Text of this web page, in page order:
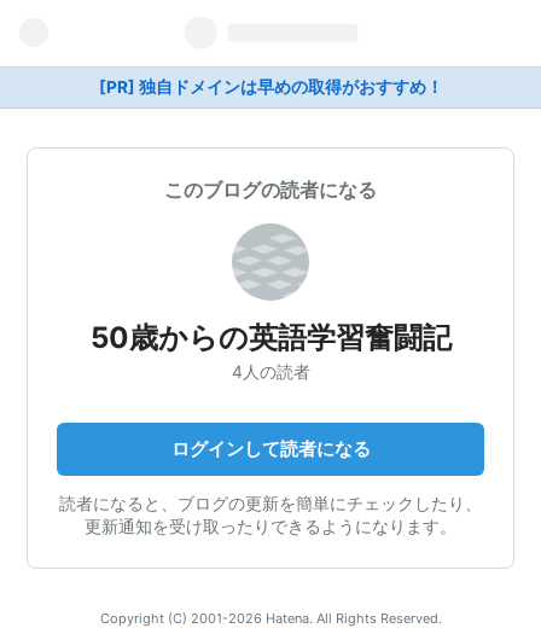
[PR] 独自ドメインは早めの取得がおすすめ！
このブログの読者になる
50歳からの英語学習奮闘記
4人の読者
ログインして読者になる
読者になると、ブログの更新を簡単にチェックしたり、
更新通知を受け取ったりできるようになります。
Copyright (C) 2001-2026 Hatena. All Rights Reserved.